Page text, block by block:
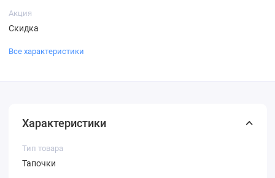
Акция
Скидка
Все характеристики
Характеристики
Тип товара
Тапочки